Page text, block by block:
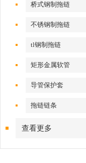
桥式钢制拖链
不锈钢制拖链
tl钢制拖链
矩形金属软管
导管保护套
拖链链条
查看更多